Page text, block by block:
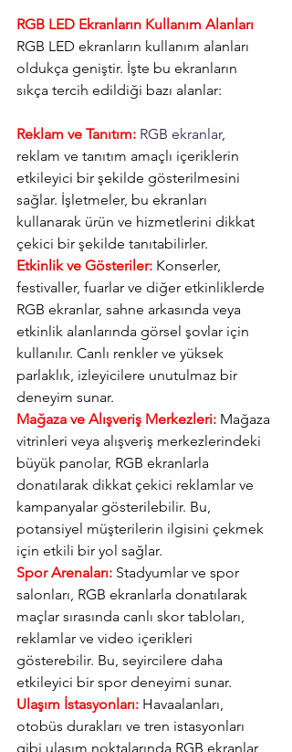
RGB LED Ekranların Kullanım Alanları
RGB LED ekranların kullanım alanları
oldukça geniştir. İşte bu ekranların
sıkça tercih edildiği bazı alanlar:
Reklam ve Tanıtım: RGB ekranlar,
reklam ve tanıtım amaçlı içeriklerin
etkileyici bir şekilde gösterilmesini
sağlar. İşletmeler, bu ekranları
kullanarak ürün ve hizmetlerini dikkat
çekici bir şekilde tanıtabilirler.
Etkinlik ve Gösteriler: Konserler,
festivaller, fuarlar ve diğer etkinliklerde
RGB ekranlar, sahne arkasında veya
etkinlik alanlarında görsel şovlar için
kullanılır. Canlı renkler ve yüksek
parlaklık, izleyicilere unutulmaz bir
deneyim sunar.
Mağaza ve Alışveriş Merkezleri: Mağaza
vitrinleri veya alışveriş merkezlerindeki
büyük panolar, RGB ekranlarla
donatılarak dikkat çekici reklamlar ve
kampanyalar gösterilebilir. Bu,
potansiyel müşterilerin ilgisini çekmek
için etkili bir yol sağlar.
Spor Arenaları: Stadyumlar ve spor
salonları, RGB ekranlarla donatılarak
maçlar sırasında canlı skor tabloları,
reklamlar ve video içerikleri
gösterebilir. Bu, seyircilere daha
etkileyici bir spor deneyimi sunar.
Ulaşım İstasyonları: Havaalanları,
otobüs durakları ve tren istasyonları
gibi ulaşım noktalarında RGB ekranlar,